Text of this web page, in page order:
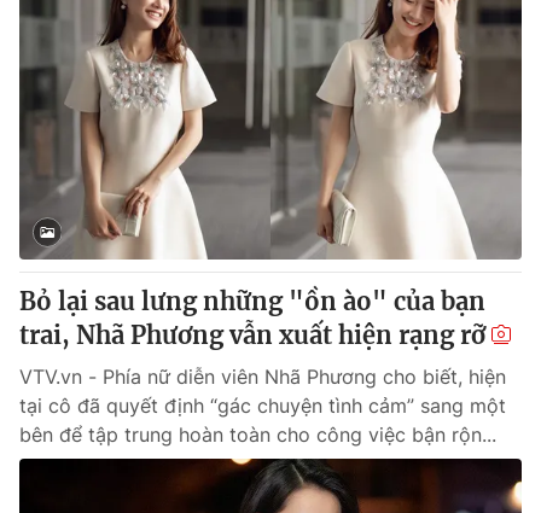
Giải sao mai
Chất lượng cuộc sống
Tuyển sinh
Học trực tuyến
Công nghệ
Hitech Công nghệ tương lai
Sản phẩm
Thị trường
Tư vấn
Giao lưu trực tuyến
Lịch phát sóng
Chuyên mục khác
Emagazine Podcast
Photo Infographic
Shorts video
Bỏ lại sau lưng những "ồn ào" của bạn
trai, Nhã Phương vẫn xuất hiện rạng rỡ
VTV.vn - Phía nữ diễn viên Nhã Phương cho biết, hiện
tại cô đã quyết định “gác chuyện tình cảm” sang một
bên để tập trung hoàn toàn cho công việc bận rộn...